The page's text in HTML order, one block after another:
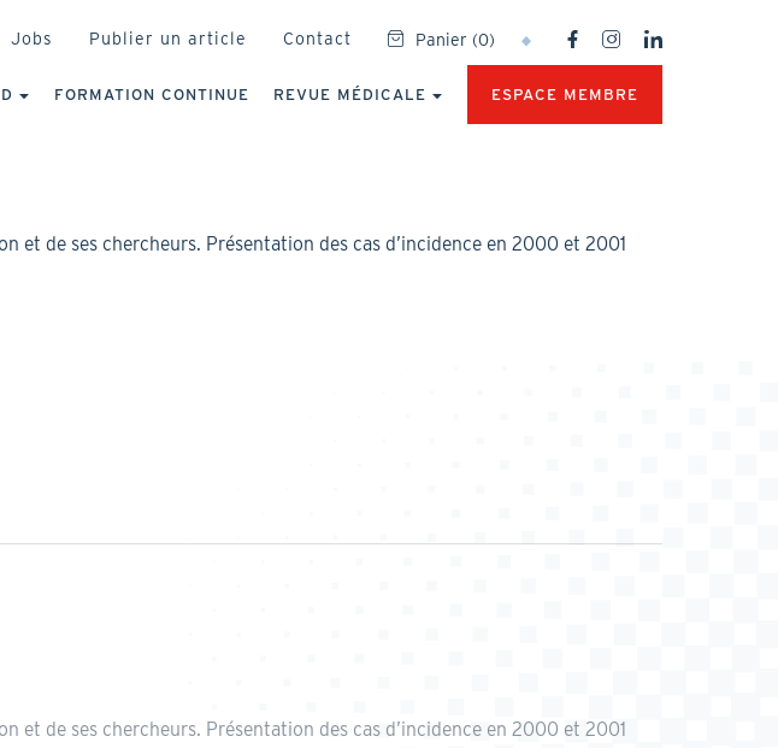
Jobs Publier un article Contact Panier (0)
SOCIAL
NETWORKS
FORMATION CONTINUE REVUE MÉDICALE ESPACE MEMBRE
de ses chercheurs. Présentation des cas d’incidence en 2000 et 2001
de ses chercheurs. Présentation des cas d’incidence en 2000 et 2001